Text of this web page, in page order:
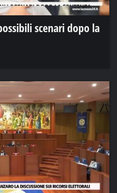
scenari dopo la